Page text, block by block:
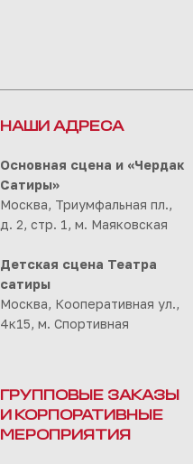
НАШИ АДРЕСА
Основная сцена и «Чердак
Сатиры»
Москва, Триумфальная пл.,
д. 2, стр. 1, м. Маяковская
Детская сцена Театра
сатиры
Москва, Кооперативная ул.,
4к15, м. Спортивная
ГРУППОВЫЕ ЗАКАЗЫ
И КОРПОРАТИВНЫЕ
МЕРОПРИЯТИЯ